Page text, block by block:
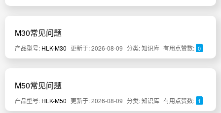
M30常见问题
产品型号: HLK-M30 更新于: 2026-08-09 分类: 知识库 有用点赞数: 0
M50常见问题
产品型号: HLK-M50 更新于: 2026-08-09 分类: 知识库 有用点赞数: 1